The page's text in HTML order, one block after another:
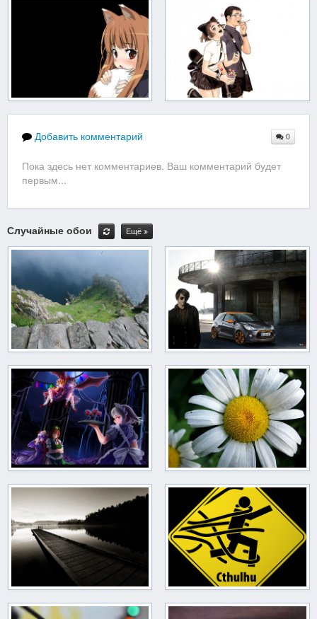
Добавить комментарий 0
Пока здесь нет комментариев. Ваш комментарий будет
первым...
Случайные обои Ещё